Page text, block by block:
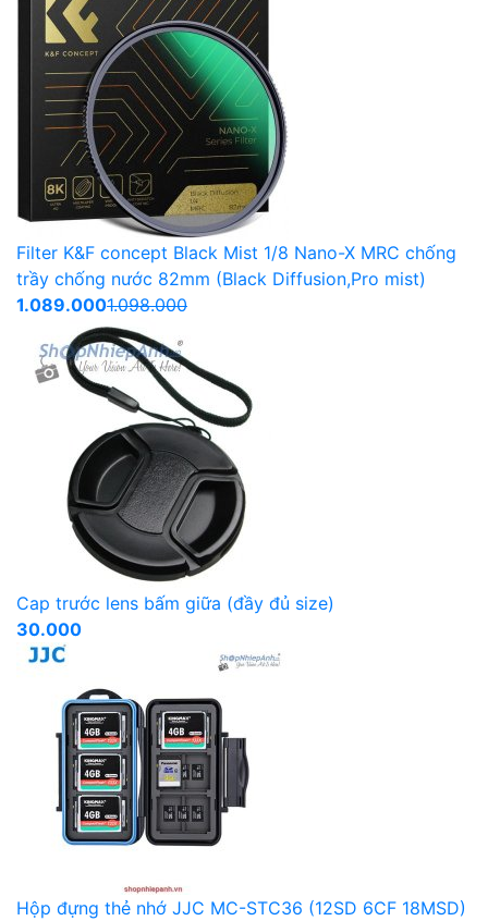
Filter K&F concept Black Mist 1/8 Nano-X MRC chống
trầy chống nước 82mm (Black Diffusion,Pro mist)
1.089.0001.098.000
Cap trước lens bấm giữa (đầy đủ size)
30.000
Hộp đựng thẻ nhớ JJC MC-STC36 (12SD 6CF 18MSD)